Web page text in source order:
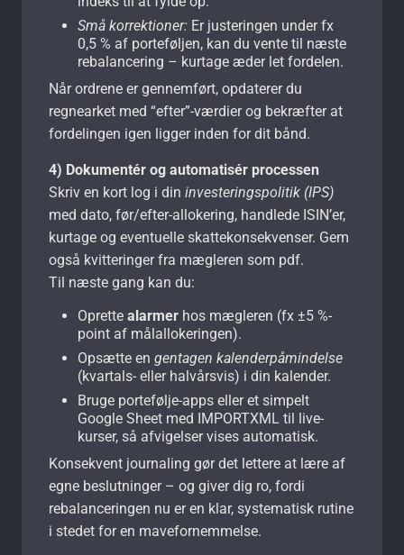
Små korrektioner: Er justeringen under fx
0,5 % af porteføljen, kan du vente til næste
rebalancering – kurtage æder let fordelen.
Når ordrene er gennemført, opdaterer du
regnearket med “efter”-værdier og bekræfter at
fordelingen igen ligger inden for dit bånd.
4) Dokumentér og automatisér processen
Skriv en kort log i din investeringspolitik (IPS)
med dato, før/efter-allokering, handlede ISIN’er,
kurtage og eventuelle skattekonsekvenser. Gem
også kvitteringer fra mægleren som pdf.
Til næste gang kan du:
Oprette alarmer hos mægleren (fx ±5 %-
point af målallokeringen).
Opsætte en gentagen kalenderpåmindelse
(kvartals- eller halvårsvis) i din kalender.
Bruge portefølje-apps eller et simpelt
Google Sheet med IMPORTXML til live-
kurser, så afvigelser vises automatisk.
Konsekvent journaling gør det lettere at lære af
egne beslutninger – og giver dig ro, fordi
rebalanceringen nu er en klar, systematisk rutine
i stedet for en mavefornemmelse.